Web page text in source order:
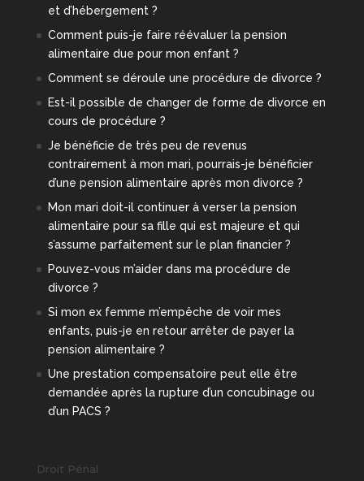
et d’hébergement ?
Comment puis-je faire réévaluer la pension
alimentaire due pour mon enfant ?
Comment se déroule une procédure de divorce ?
Est-il possible de changer de forme de divorce en
cours de procédure ?
Je bénéficie de très peu de revenus
contrairement à mon mari, pourrais-je bénéficier
d’une pension alimentaire après mon divorce ?
Mon mari doit-il continuer à verser la pension
alimentaire pour sa fille qui est majeure et qui
s’assume parfaitement sur le plan financier ?
Pouvez-vous m’aider dans ma procédure de
divorce ?
Si mon ex femme m’empêche de voir mes
enfants, puis-je en retour arrêter de payer la
pension alimentaire ?
Une prestation compensatoire peut elle être
demandée après la rupture d’un concubinage ou
d’un PACS ?
Droit Pénal